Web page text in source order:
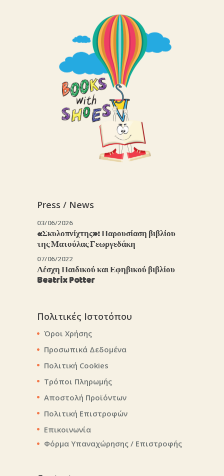
Press / News
03/06/2026
«Σκυλοπνίχτης»: Παρουσίαση βιβλίου
της Ματούλας Γεωργεδάκη
07/06/2022
Λέσχη Παιδικού και Εφηβικού βιβλίου
Beatrix Potter
Πολιτικές Ιστοτόπου
Όροι Χρήσης
Προσωπικά Δεδομένα
Πολιτική Cookies
Τρόποι Πληρωμής
Αποστολή Προϊόντων
Πολιτική Επιστροφών
Επικοινωνία
Φόρμα Υπαναχώρησης / Επιστροφής